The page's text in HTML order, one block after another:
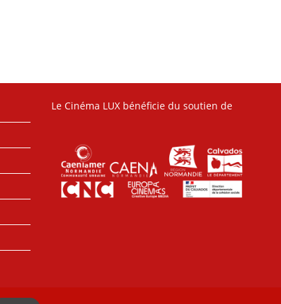
Le Cinéma LUX bénéficie du soutien de